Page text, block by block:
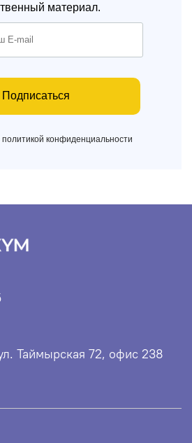
материал.
Подписаться
политикой конфиденциальности
Таймырская 72, офис 238